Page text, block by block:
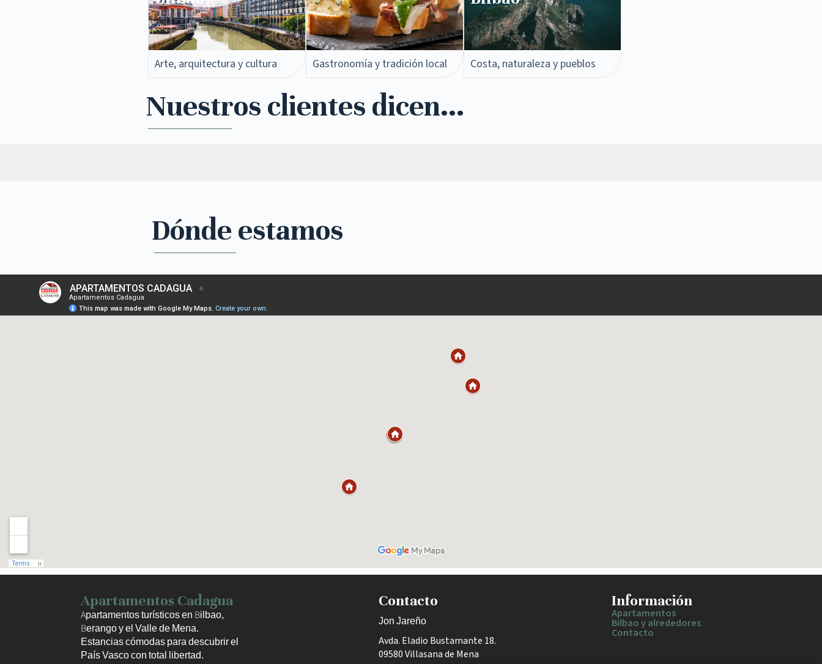
Arte, arquitectura y cultura Gastronomía y tradición local Costa, naturaleza y pueblos
Nuestros clientes dicen...
Dónde estamos
Apartamentos Cadagua
Apartamentos turísticos en Bilbao,
Berango y el Valle de Mena.
Estancias cómodas para descubrir el
País Vasco con total libertad.
Contacto
Jon Jareño
Avda. Eladio Bustamante 18.
09580 Villasana de Mena
Información
Apartamentos
Bilbao y alrededores
Contacto